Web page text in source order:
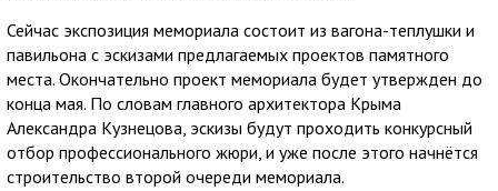
Сейчас экспозиция мемориала состоит из вагона-теплушки и
павильона с эскизами предлагаемых проектов памятного
места. Окончательно проект мемориала будет утвержден до
конца мая. По словам главного архитектора Крыма
Александра Кузнецова, эскизы будут проходить конкурсный
отбор профессионального жюри, и уже после этого начнётся
строительство второй очереди мемориала.